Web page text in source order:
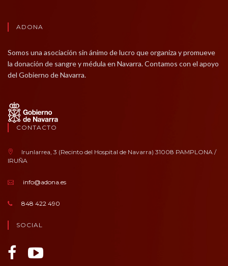
ADONA
Somos una asociación sin ánimo de lucro que organiza y promueve
la donación de sangre y médula en Navarra. Contamos con el apoyo
del Gobierno de Navarra.
CONTACTO
Irunlarrea, 3 (Recinto del Hospital de Navarra) 31008 PAMPLONA /
IRUÑA
info@adona.es
848 422 490
SOCIAL